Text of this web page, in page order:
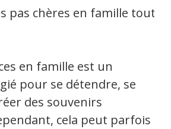
pas chères en famille tout
en famille est un
pour se détendre, se
des souvenirs
cela peut parfois